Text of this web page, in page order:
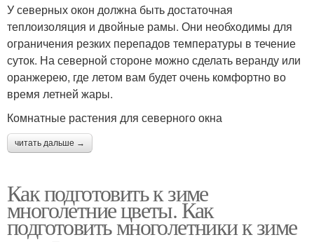
У северных окон должна быть достаточная
теплоизоляция и двойные рамы. Они необходимы для
ограничения резких перепадов температуры в течение
суток. На северной стороне можно сделать веранду или
оранжерею, где летом вам будет очень комфортно во
время летней жары.
Комнатные растения для северного окна
читать дальше →
Как подготовить к зиме
многолетние цветы. Как
подготовить многолетники к зиме